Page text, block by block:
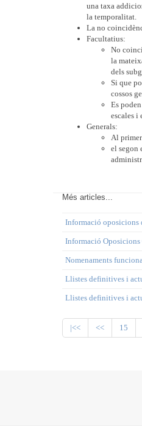
una taxa
la temporalitat.
La no
Facultatius:
No
la
dels
Si que
cossos
Es
escales i
Generals:
Al
el segon
Més articles...
Informació oposicions
Informació Oposicions
Nomenaments
Llistes definitives i
Llistes definitives i
|<< << 15